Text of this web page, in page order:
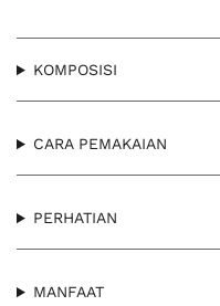
KOMPOSISI
CARA PEMAKAIAN
PERHATIAN
MANFAAT